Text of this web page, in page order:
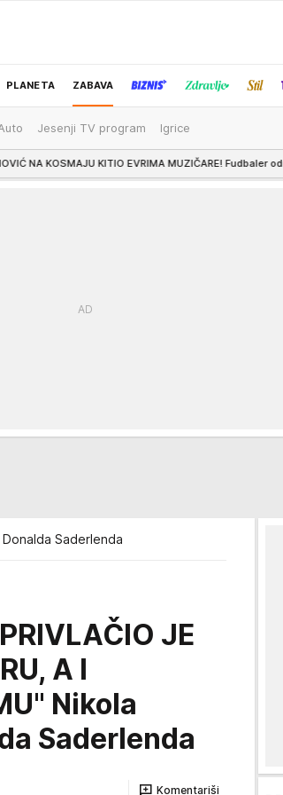
PLANETA ZABAVA
Jesenji TV program Igrice
EVRIMA MUZIČARE! Fudbaler odmor provodi u
Saderlenda
JE
A I
Nikola
Saderlenda
Komentariši